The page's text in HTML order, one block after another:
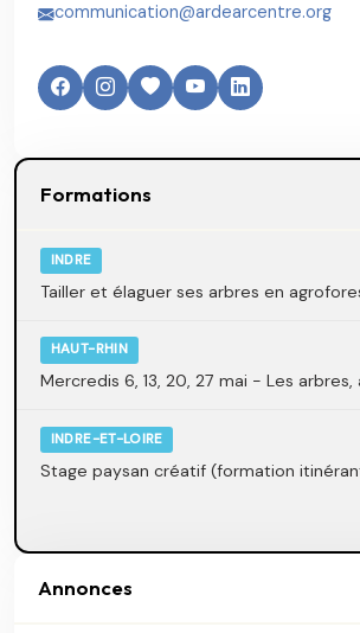
communication@ardearcentre.org
Formations
INDRE
Tailler et élaguer ses arbres en
HAUT-RHIN
Mercredis 6, 13, 20, 27 mai - Les arbres,
INDRE-ET-LOIRE
Stage paysan créatif (formation
Annonces